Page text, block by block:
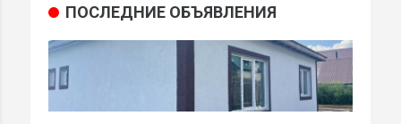
ПОСЛЕДНИЕ ОБЪЯВЛЕНИЯ